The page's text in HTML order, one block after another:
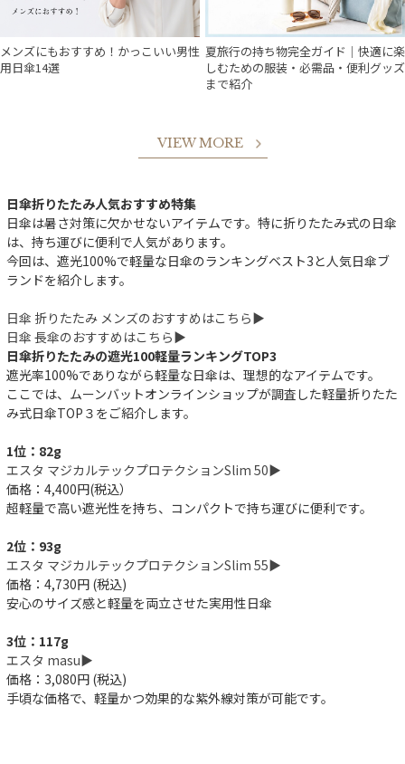
メンズにもおすすめ！かっこいい男性
用日傘14選
夏旅行の持ち物完全ガイド｜快適に楽
しむための服装・必需品・便利グッズ
まで紹介
VIEW MORE
日傘折りたたみ人気おすすめ特集
日傘は暑さ対策に欠かせないアイテムです。特に折りたたみ式の日傘
は、持ち運びに便利で人気があります。
今回は、遮光100%で軽量な日傘のランキングベスト3と人気日傘ブ
ランドを紹介します。
日傘 折りたたみ メンズのおすすめはこちら▶︎
日傘 長傘のおすすめはこちら▶︎
日傘折りたたみの遮光100軽量ランキングTOP3
遮光率100%でありながら軽量な日傘は、理想的なアイテムです。
ここでは、ムーンバットオンラインショップが調査した軽量折りたた
み式日傘TOP３をご紹介します。
1位：82g
エスタ マジカルテックプロテクションSlim 50▶︎
価格：4,400円(税込）
超軽量で高い遮光性を持ち、コンパクトで持ち運びに便利です。
2位：93g
エスタ マジカルテックプロテクションSlim 55▶︎
価格：4,730円 (税込)
安心のサイズ感と軽量を両立させた実用性日傘
3位：117g
エスタ masu▶︎
価格：3,080円 (税込)
手頃な価格で、軽量かつ効果的な紫外線対策が可能です。